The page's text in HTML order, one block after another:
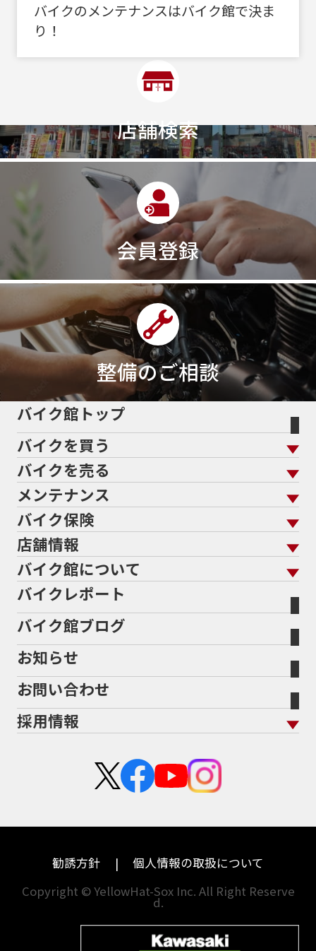
バイクのメンテナンスはバイク館で決ま
り！
店舗検索
会員登録
整備のご相談
バイク館トップ
バイクを買う
バイクを買う トップ
バイクを探す
メーカーから探す
色から探す
スタイルから探す
排気量から探す
地域から探す
走行距離から探す
中古車から探す
バイクを売る
バイクを売る トップ
バイク館買取の強み
バイクを高く売るコツ
バイク買取の流れ
全国展開の強み
よくあるご質問
バイク買取強化車両
オンライン査定フォーム
メーカー別買取相場・
ヤマハ
ホンダ
スズキ
ハーレーダビッドソン
ドゥカティ
トライアンフ
アプリリア
KTM
モトグッツイ
MVアグスタ
他海外ﾒｰｶｰ
メンテナンス
メンテナンス トップ
バイク点検
バイク車検
Bikeep
プロテクションフィルム
バイク保険
バイク保険 トップ
自賠責保険
任意保険
バイク保険無料見積り（現在未加入の方）
バイク保険無料見積り（他社でご加入の方）
盗難保険
店舗情報
店舗情報 トップ
北海道
宮城
福島
茨城
栃木
兵庫
福岡
バイク館について
バイク館について トップ
バイク館が選ばれる理由
会社概要
沿革
二輪公正取引協議会加盟店
バイクレポート
バイク館ブログ
お知らせ
お問い合わせ
採用情報
中途採用・アルバイト
勧誘方針
個人情報の取扱について
Copyright © YellowHat-Sox Inc. All Right Reserve
d.